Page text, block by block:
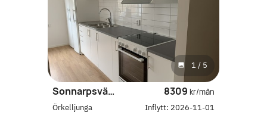
1 / 5
Sonnarpsvägen 22 G 8309 kr/mån
Örkelljunga
Inflytt: 2026-11-01